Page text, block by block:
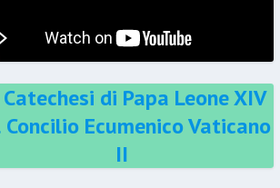
Catechesi di Papa Leone XIV
Ecumenico Vaticano
II